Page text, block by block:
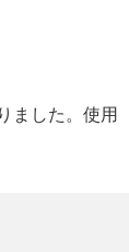
ました。使用